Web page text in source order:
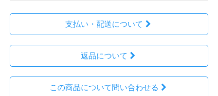
支払い・配送について
返品について
この商品について問い合わせる